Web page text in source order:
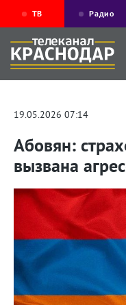
ТВ Радио
19.05.2026 07:14
Абовян:
вызвана